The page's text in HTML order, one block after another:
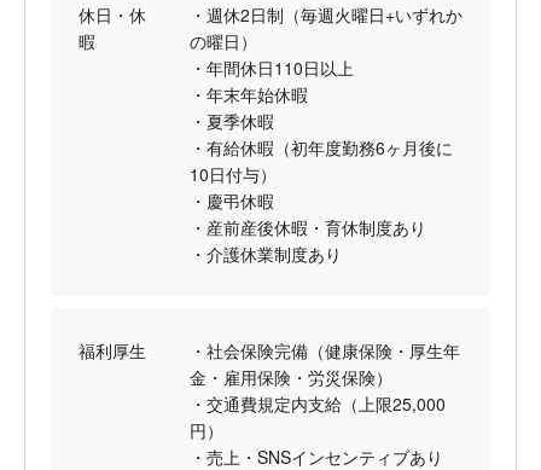
休日・休
暇
・週休2日制（毎週火曜日+いずれか
の曜日）
・年間休日110日以上
・年末年始休暇
・夏季休暇
・有給休暇（初年度勤務6ヶ月後に
10日付与）
・慶弔休暇
・産前産後休暇・育休制度あり
・介護休業制度あり
福利厚生
・社会保険完備（健康保険・厚生年
金・雇用保険・労災保険）
・交通費規定内支給（上限25,000
円）
・売上・SNSインセンティブあり